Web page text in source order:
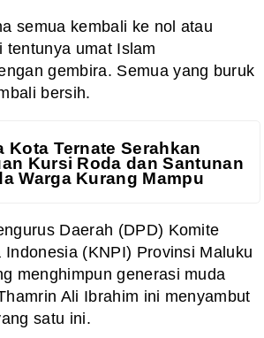
semua kembali ke nol atau
umat Islam
gembira. Semua yang buruk
bersih.
Kota Ternate Serahkan
Kursi Roda dan Santunan
Warga Kurang Mampu
Daerah (DPD) Komite
Indonesia (KNPI) Provinsi Maluku
menghimpun generasi muda
Ali Ibrahim ini menyambut
satu ini.